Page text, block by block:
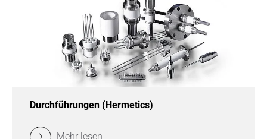
Durchführungen (Hermetics)
Mehr lesen